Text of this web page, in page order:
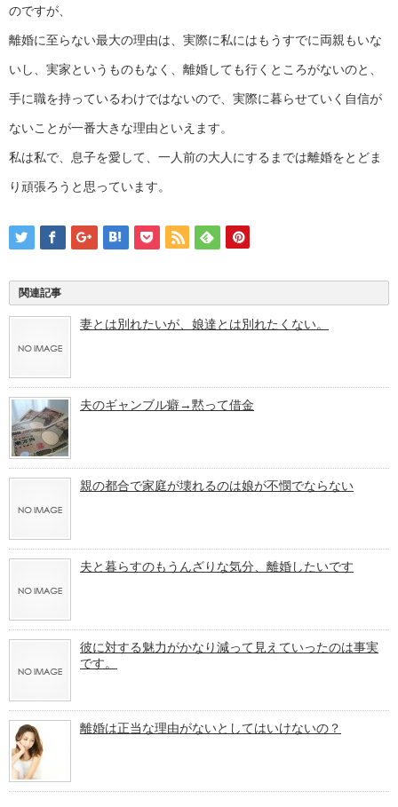
のですが、
離婚に至らない最大の理由は、実際に私にはもうすでに両親もいな
いし、実家というものもなく、離婚しても行くところがないのと、
手に職を持っているわけではないので、実際に暮らせていく自信が
ないことが一番大きな理由といえます。
私は私で、息子を愛して、一人前の大人にするまでは離婚をとどま
り頑張ろうと思っています。
関連記事
妻とは別れたいが、娘達とは別れたくない。
夫のギャンブル癖→黙って借金
親の都合で家庭が壊れるのは娘が不憫でならない
夫と暮らすのもうんざりな気分、離婚したいです
彼に対する魅力がかなり減って見えていったのは事実
です。
離婚は正当な理由がないとしてはいけないの？